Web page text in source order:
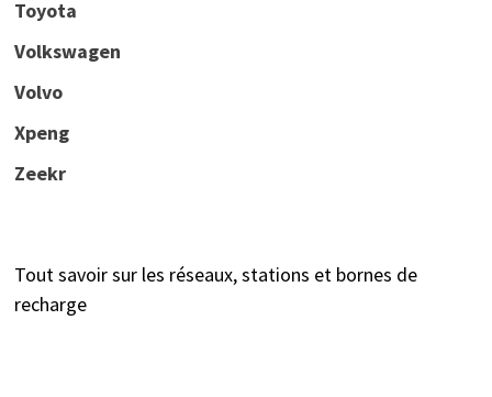
Toyota
Volkswagen
Volvo
Xpeng
Zeekr
Tout savoir sur les réseaux, stations et bornes de
recharge